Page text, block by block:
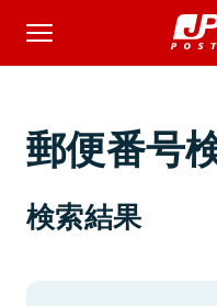
郵便番号
検索結果